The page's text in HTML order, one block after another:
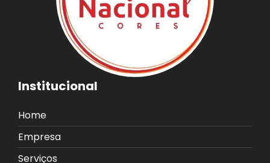
Institucional
Home
Empresa
Serviços